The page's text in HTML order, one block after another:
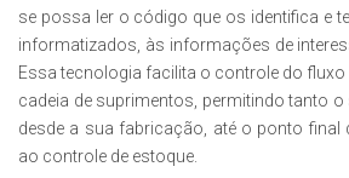
se possa ler o código que os identifica e
informatizados, às informações de
Essa tecnologia facilita o controle do
cadeia de suprimentos, permitindo tanto
desde a sua fabricação, até o ponto final
ao controle de estoque.